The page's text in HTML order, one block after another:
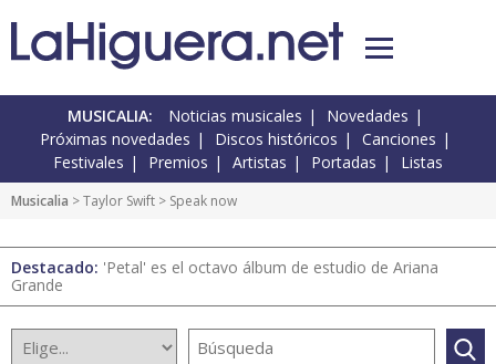
MUSICALIA: Noticias musicales
Novedades
Próximas novedades
Discos históricos
Canciones
Festivales
Premios Artistas Portadas Listas
Musicalia >Taylor Swift > Speak now
Destacado: 'Petal' es el octavo álbum de estudio de Ariana
Grande